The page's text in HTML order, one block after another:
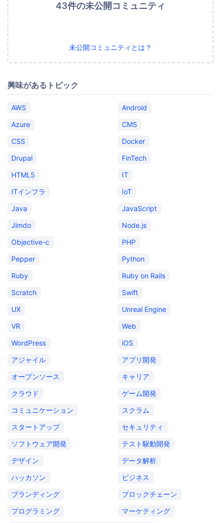
43件の未公開コミュニティ
未公開コミュニティとは？
興味があるトピック
AWS
Android
Azure
CMS
CSS
Docker
Drupal
FinTech
HTML5
IT
ITインフラ
IoT
Java
JavaScript
Jimdo
Node.js
Objective-c
PHP
Pepper
Python
Ruby
Ruby on Rails
Scratch
Swift
UX
Unreal Engine
VR
Web
WordPress
iOS
アジャイル
アプリ開発
オープンソース
キャリア
クラウド
ゲーム開発
コミュニケーション
スクラム
スタートアップ
セキュリティ
ソフトウェア開発
テスト駆動開発
デザイン
データ解析
ハッカソン
ビジネス
ブランディング
ブロックチェーン
プログラミング
マーケティング